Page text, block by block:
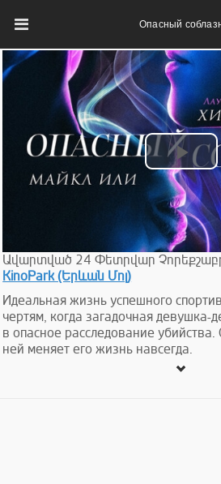
Опасный
Play
Video
Ավարտված 24 Փետրվար
KinoPark (Երևան Մոլ)
Идеальная жизнь успешного
чертям, когда загадочная девушка-
в опасное расследование убийства.
ней меняет его жизнь навсегда.